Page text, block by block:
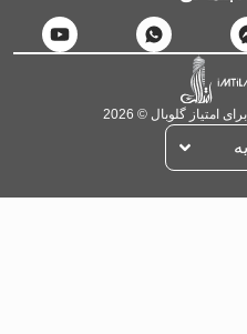
گلوبال © 2026